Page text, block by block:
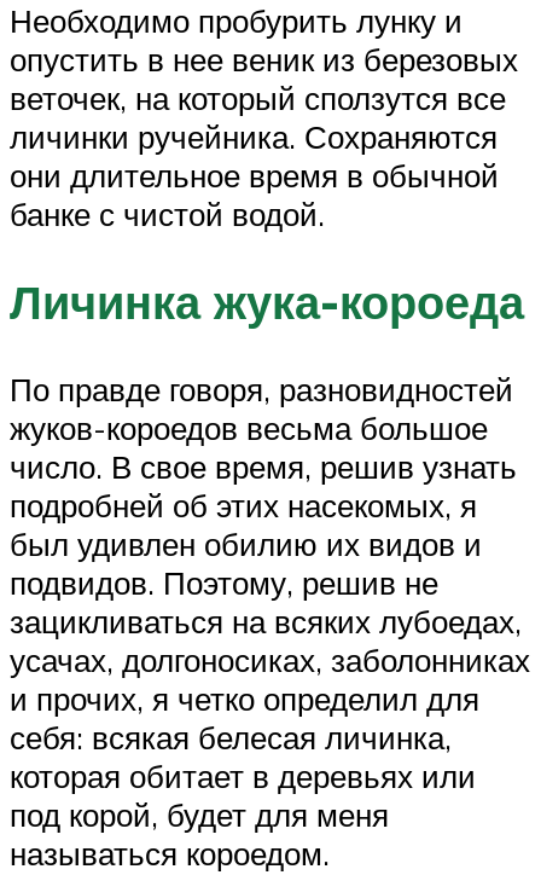
Необходимо пробурить лунку и
опустить в нее веник из березовых
веточек, на который сползутся все
личинки ручейника. Сохраняются
они длительное время в обычной
банке с чистой водой.
Личинка жука-короеда
По правде говоря, разновидностей
жуков-короедов весьма большое
число. В свое время, решив узнать
подробней об этих насекомых, я
был удивлен обилию их видов и
подвидов. Поэтому, решив не
зацикливаться на всяких лубоедах,
усачах, долгоносиках, заболонниках
и прочих, я четко определил для
себя: всякая белесая личинка,
которая обитает в деревьях или
под корой, будет для меня
называться короедом.